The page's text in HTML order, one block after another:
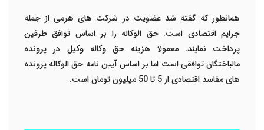
همانطور که گفته شد عضویت در شرکت های هرمی از جمله
جرایم اقتصادی است. حق الوکاله را بر اساس توافق طرفین
پرداخت نمایند. معمولا هزینه حق وکاله وکیل در پرونده
مالباختگان توافقی است اما بر اساس آیین نامه حق الوکاله پرونده
های مفاسد اقتصادی از 5 تا 50 میلیون تومان است.